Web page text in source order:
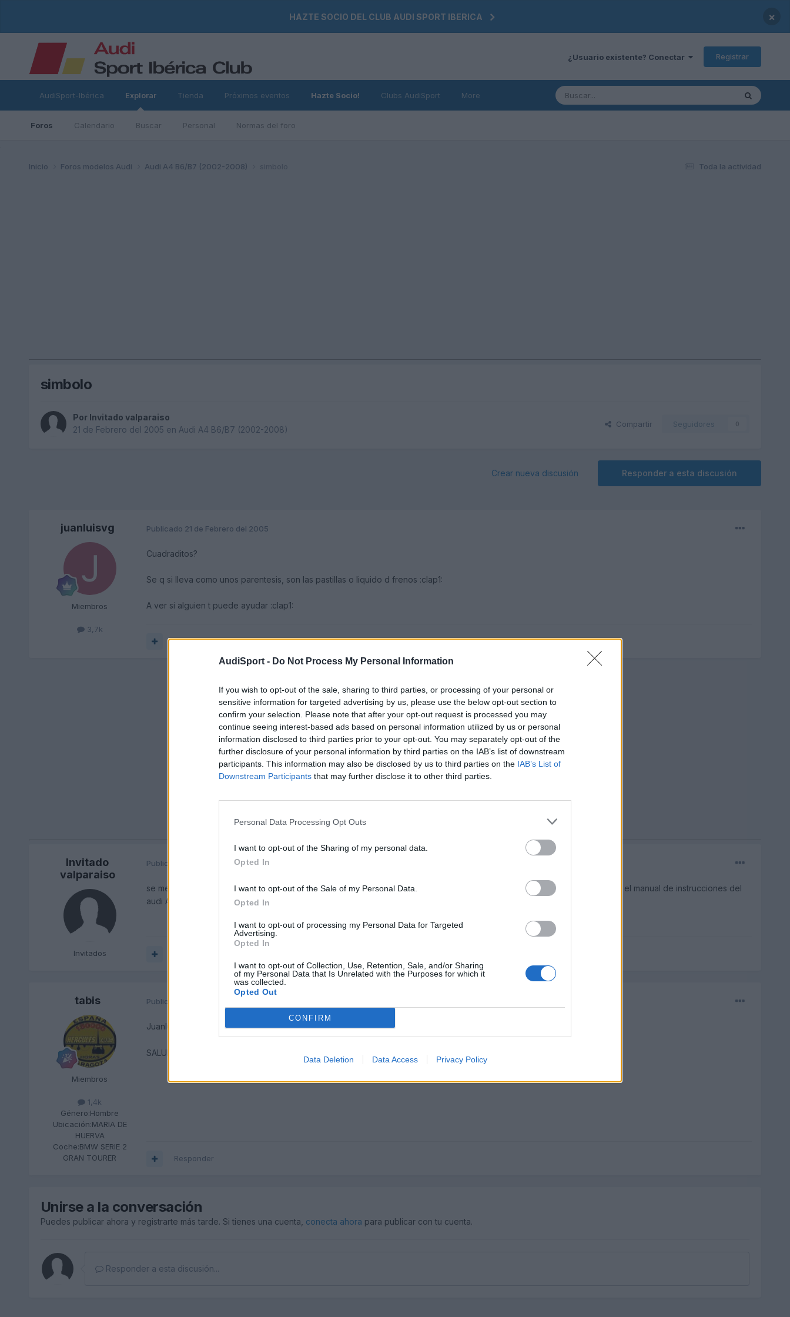
AudiSport - Do Not Process My Personal Information
If you wish to opt-out of the sale, sharing to third parties, or processing of your personal or
sensitive information for targeted advertising by us, please use the below opt-out section to
confirm your selection. Please note that after your opt-out request is processed you may
continue seeing interest-based ads based on personal information utilized by us or personal
information disclosed to third parties prior to your opt-out. You may separately opt-out of the
further disclosure of your personal information by third parties on the IAB’s list of downstream
participants. This information may also be disclosed by us to third parties on the IAB’s List of
Downstream Participants that may further disclose it to other third parties.
Personal Data Processing Opt Outs
I want to opt-out of the Sharing of my personal data.
Opted In
I want to opt-out of the Sale of my Personal Data.
Opted In
I want to opt-out of processing my Personal Data for Targeted
Advertising.
Opted In
I want to opt-out of Collection, Use, Retention, Sale, and/or Sharing
of my Personal Data that Is Unrelated with the Purposes for which it
was collected.
Opted Out
CONFIRM
Data Deletion Data Access Privacy Policy
HAZTE SOCIO DEL CLUB AUDI SPORT IBERICA ×
¿Usuario existente? Conectar Registrar
AudiSport-Ibérica Explorar
Foros Calendario Buscar Personal Normas del foro
Tienda Próximos eventos Hazte Socio! Clubs AudiSport More
Toda la actividad
Inicio Foros modelos Audi Audi A4 B6/B7 (2002-2008)
simbolo
Por Invitado valparaiso
21 de Febrero del 2005 en Audi A4 B6/B7 (2002-2008)
Compartir Seguidores 0
Responder a esta discusión
Crear nueva discusión
juanluisvg
Miembros
3,7k
Publicado 21 de Febrero del 2005
Cuadraditos?
Se q si lleva como unos parentesis, son las pastillas o liquido d frenos :clap1:
A ver si alguien t puede ayudar :clap1:
Responder
Invitado
valparaiso
Invitados
Publicado 21 de Febrero del 2005
se me ha encendido una luz en el salpicadero que el simbolo es redondo con 3 cuadraditos a cada lado y si alguien tiene el manual de instrucciones del
audi A4 2.5 tdi en pdf muchas gracias
tabis
Miembros
1,4k
Género:Hombre
Ubicación:MARIA DE
HUERVA
Coche:BMW SERIE 2
GRAN TOURER
Publicado
Juanluisvg tiene razon, ese simbolo representa bien las pastillas de freno o el liquido de frenos
SALUDOS DESDE KYRGUISTAN!!!!
Responder
Unirse a la conversación
Puedes publicar ahora y registrarte más tarde. Si tienes una cuenta, conecta ahora para publicar con tu cuenta.
Responder a esta discusión...